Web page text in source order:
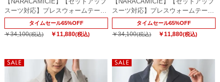
スーツ対応】プレスウォームテーラ
ードジャケットタイムセール65%OFF
￥34,100(税込) ￥11,880(税込)
スーツ対応】プレスウォームテーラ
ードジャケットタイムセール65%OFF
￥34,100(税込) ￥11,880(税込)